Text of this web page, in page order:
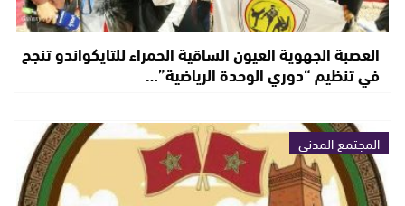
العصبة الجهوية العيون الساقية الحمراء للتايكواندو تنجح
في تنظيم “دوري الوحدة الرياضية”…
المجتمع المدني